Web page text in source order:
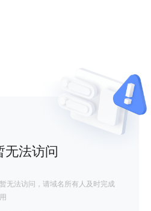
无法访问
无法访问，请域名所有人及时完成